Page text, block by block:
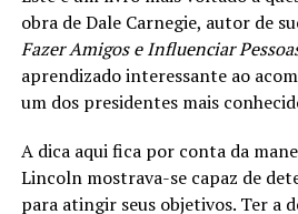
obra de Dale Carnegie, autor de
Fazer Amigos e Influenciar
aprendizado interessante ao
um dos presidentes mais
A dica aqui fica por conta da
Lincoln mostrava-se capaz de
para atingir seus objetivos. Ter a